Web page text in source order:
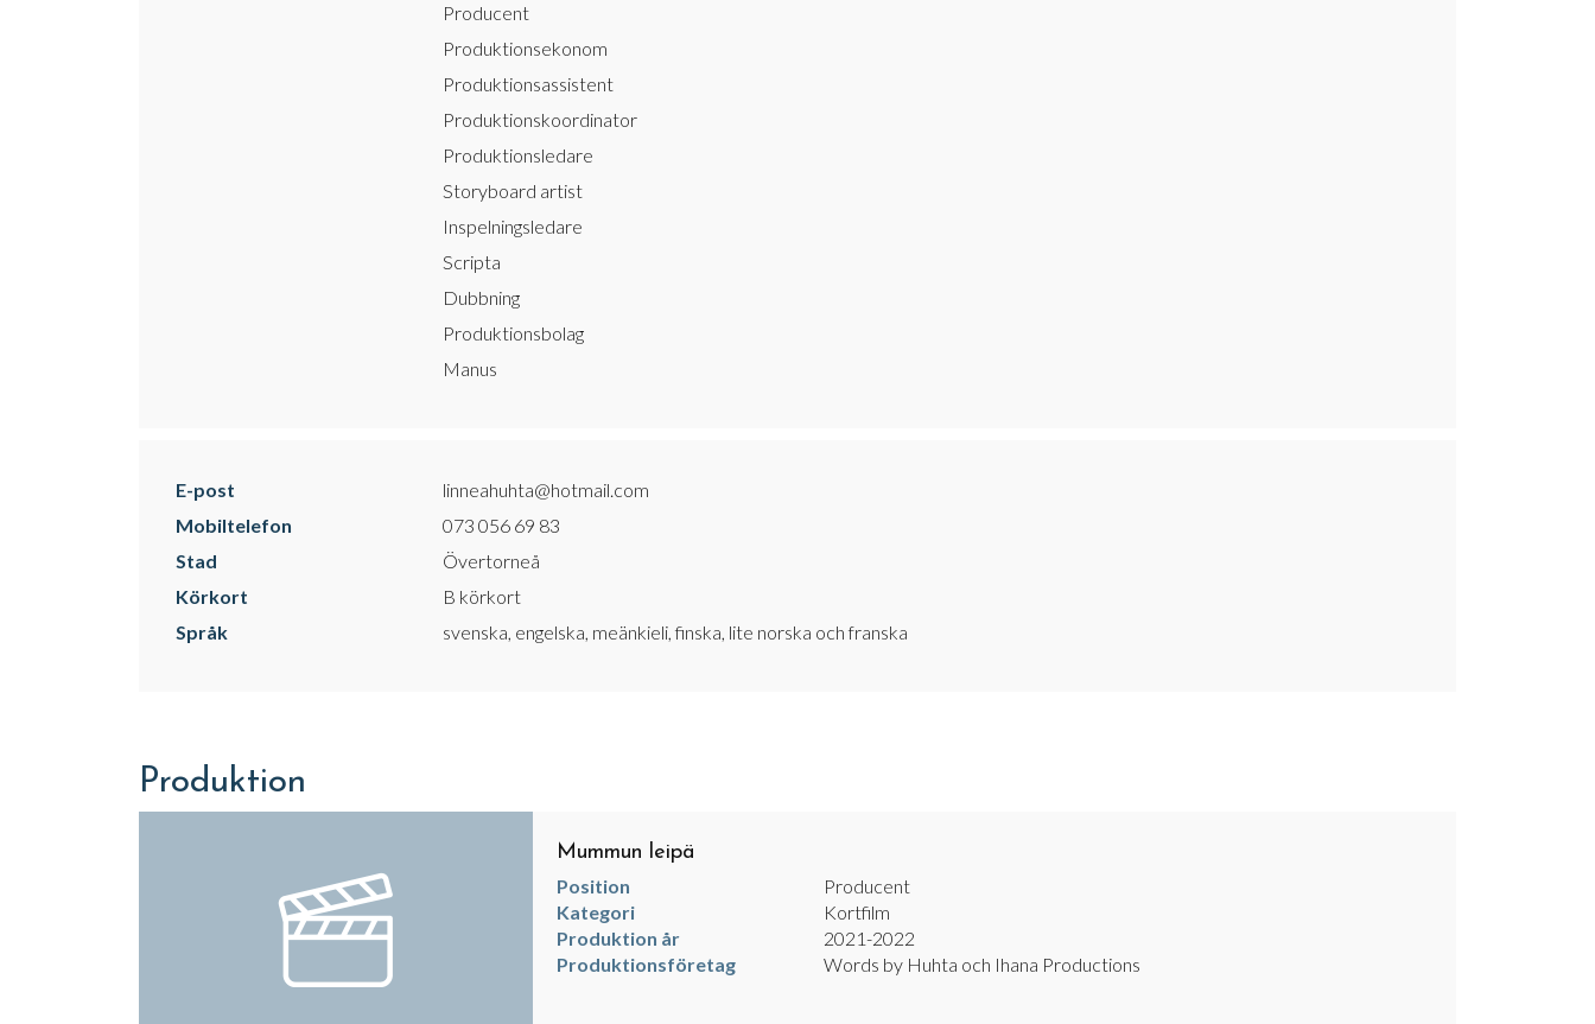
Producent
Produktionsekonom
Produktionsassistent
Produktionskoordinator
Produktionsledare
Storyboard artist
Inspelningsledare
Scripta
Dubbning
Produktionsbolag
Manus
E-post
linneahuhta@hotmail.com
Mobiltelefon
073 056 69 83
Stad
Övertorneå
Körkort
B körkort
Språk
svenska, engelska, meänkieli, finska, lite norska och franska
Produktion
Mummun leipä
Position
Producent
Kategori
Kortfilm
Produktion år
2021-2022
Produktionsföretag
Words by Huhta och Ihana Productions